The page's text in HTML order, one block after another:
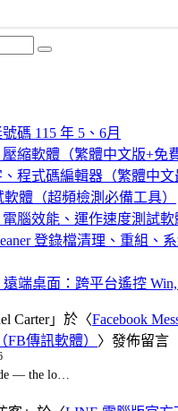
Search
碼 115 年 5、6月
縮軟體（繁體中文版+免
程式碼編輯器（繁體中文
體（超頻檢測必備工具）
電腦效能、運作速度測試
登錄檔清理、重組、
端桌面：跨平台遙控
Carter」於〈Facebook
FB傳訊軟體） 〉發佈留言
— the lo…